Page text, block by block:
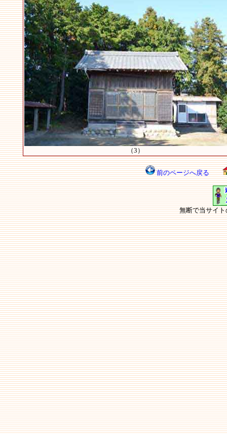
（3）
前のページへ戻る
無断で当サイ